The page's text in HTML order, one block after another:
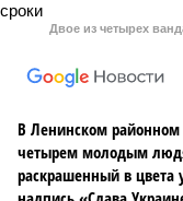
Двое из четырех
В Ленинском районном
четырем молодым
раскрашенный в цвета